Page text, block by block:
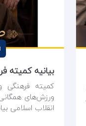
کمیته فرهنگی
ورزش‌های
انقلاب اسلامی